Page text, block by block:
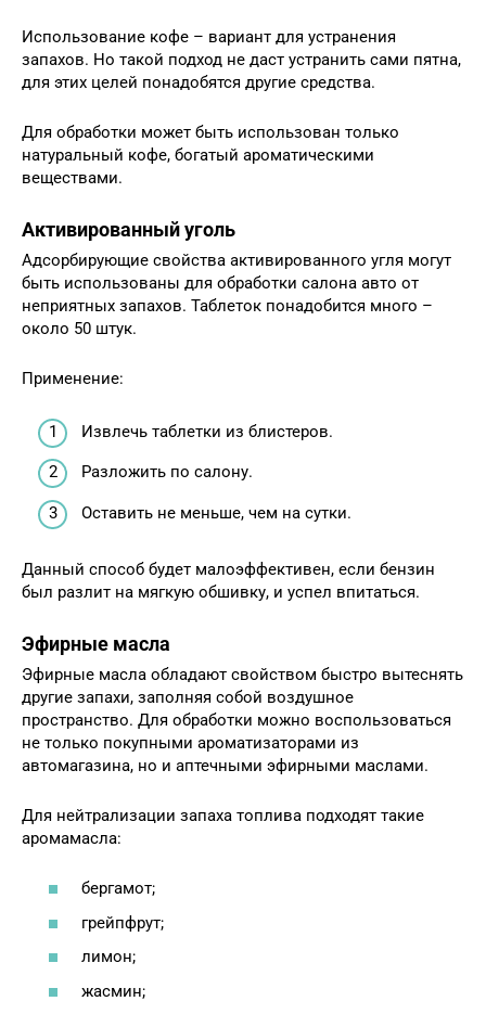
Использование кофе – вариант для устранения
запахов. Но такой подход не даст устранить сами пятна,
для этих целей понадобятся другие средства.
Для обработки может быть использован только
натуральный кофе, богатый ароматическими
веществами.
Активированный уголь
Адсорбирующие свойства активированного угля могут
быть использованы для обработки салона авто от
неприятных запахов. Таблеток понадобится много –
около 50 штук.
Применение:
Извлечь таблетки из блистеров.
Разложить по салону.
Оставить не меньше, чем на сутки.
Данный способ будет малоэффективен, если бензин
был разлит на мягкую обшивку, и успел впитаться.
Эфирные масла
Эфирные масла обладают свойством быстро вытеснять
другие запахи, заполняя собой воздушное
пространство. Для обработки можно воспользоваться
не только покупными ароматизаторами из
автомагазина, но и аптечными эфирными маслами.
Для нейтрализации запаха топлива подходят такие
аромамасла:
бергамот;
грейпфрут;
лимон;
жасмин;